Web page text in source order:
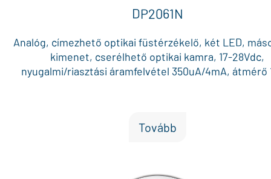
DP2061N
Analóg, címezhető optikai füstérzékelő, két LED,
kimenet, cserélhető optikai kamra, 17-28Vdc,
nyugalmi/riasztási áramfelvétel 350uA/4mA, átmérő
Tovább